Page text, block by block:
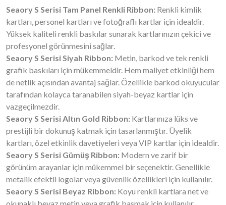
Seaory S Serisi Tam Panel Renkli Ribbon: Renkli kimlik
kartları, personel kartları ve fotoğraflı kartlar için idealdir.
Yüksek kaliteli renkli baskılar sunarak kartlarınızın çekici ve
profesyonel görünmesini sağlar.
Seaory S Serisi Siyah Ribbon: Metin, barkod ve tek renkli
grafik baskıları için mükemmeldir. Hem maliyet etkinliği hem
de netlik açısından avantaj sağlar. Özellikle barkod okuyucular
tarafından kolayca taranabilen siyah-beyaz kartlar için
vazgeçilmezdir.
Seaory S Serisi Altın Gold Ribbon: Kartlarınıza lüks ve
prestijli bir dokunuş katmak için tasarlanmıştır. Üyelik
kartları, özel etkinlik davetiyeleri veya VIP kartlar için idealdir.
Seaory S Serisi Gümüş Ribbon: Modern ve zarif bir
görünüm arayanlar için mükemmel bir seçenektir. Genellikle
metalik efektli logolar veya güvenlik özellikleri için kullanılır.
Seaory S Serisi Beyaz Ribbon: Koyu renkli kartlara net ve